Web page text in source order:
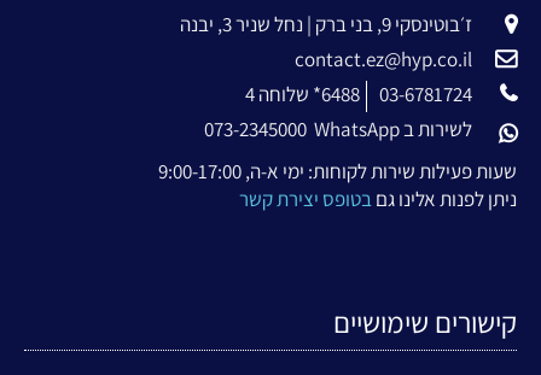
ז׳בוטינסקי 9, בני ברק | נחל שניר 3, יבנה
contact.ez@hyp.co.il
03-6781724
6488* שלוחה 4
לשירות ב WhatsApp
073-2345000
שעות פעילות שירות לקוחות: ימי א-ה, 9:00-17:00
ניתן לפנות אלינו גםבטופס יצירת קשר
קישורים שימושיים